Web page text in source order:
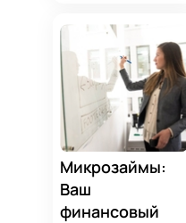
вариант для ваших
нужд. Откройте
экспертные
стратегии
погашения и
сделайте
осознанный выбор,
который
поддержит вашу
финансовую
стабильность.
Микрозаймы:
Ваш
финансовый